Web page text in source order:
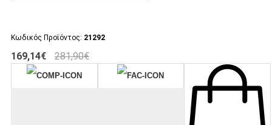
Κωδικός Προϊόντος: 21292
169,14€ 281,90€